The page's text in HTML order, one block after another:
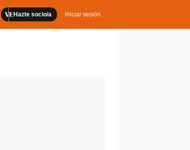
Hazte socio/a Iniciar sesión